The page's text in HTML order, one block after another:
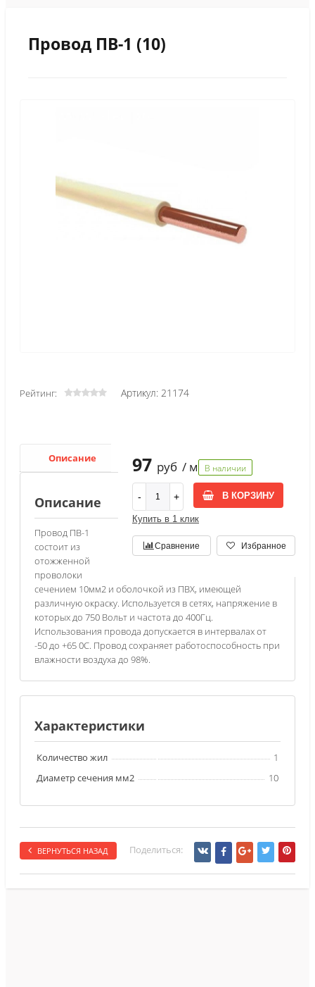
Провод ПВ-1 (10)
Рейтинг: Артикул: 21174
97 руб / м В наличии
В КОРЗИНУ
Купить в 1 клик
Сравнение Избранное
Описание Характеристики
Описание
Провод ПВ-1
состоит из
отожженной
проволоки
сечением 10мм2 и оболочкой из ПВХ, имеющей
различную окраску. Используется в сетях, напряжение в
которых до 750 Вольт и частота до 400Гц.
Использования провода допускается в интервалах от
-50 до +65 0С. Провод сохраняет работоспособность при
влажности воздуха до 98%.
Характеристики
Количество жил
1
Диаметр сечения мм2
10
ВЕРНУТЬСЯ НАЗАД Поделиться: